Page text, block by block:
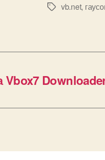
Tagsvb.net,